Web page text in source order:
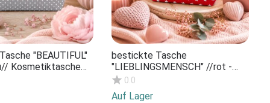
"BEAUTIFUL"
Kosmetiktasche
Schminktasche
Statement
bestickte Tasche
"LIEBLINGSMENSCH" //rot -
natur// Kosmetiktasche
Kulturtasche Schminktasche
0.0
Auf Lager